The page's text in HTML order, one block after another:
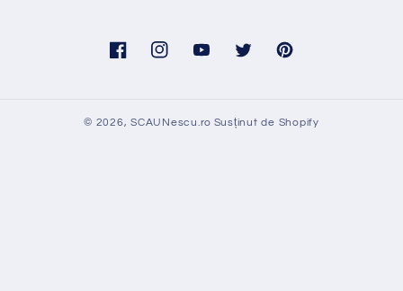
FacebookInstagramYouTubeTwitter Pinterest
© 2026,SCAUNescu.ro Susținut de Shopify